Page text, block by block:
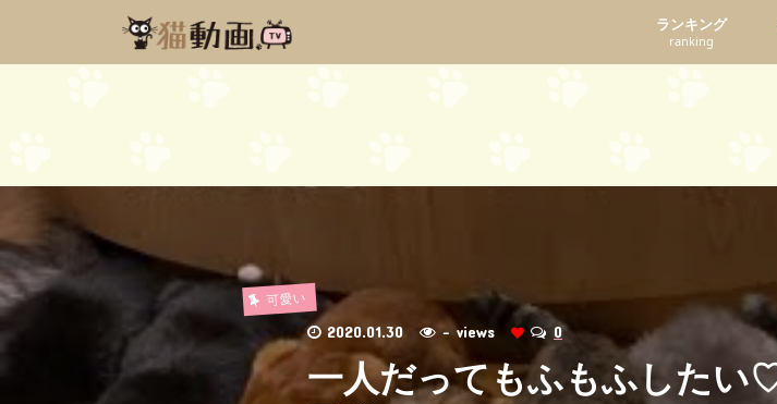
ランキング
ranking
可愛い
2020.01.30 - views 0
一人だってもふもふしたい